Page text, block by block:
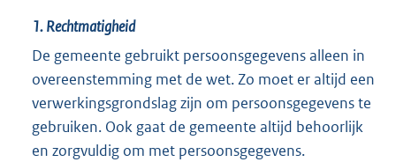
1.Rechtmatigheid
De gemeente gebruikt persoonsgegevens alleen in
overeenstemming met de wet. Zo moet er altijd een
verwerkingsgrondslag zijn om persoonsgegevens te
gebruiken. Ook gaat de gemeente altijd behoorlijk
en zorgvuldig om met persoonsgegevens.